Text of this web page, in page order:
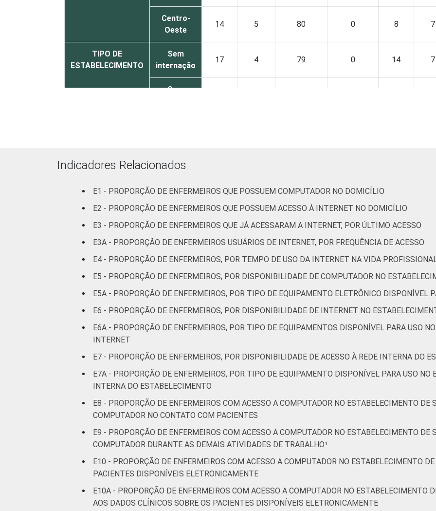
Centro-
Oeste
14 5 80 0 8 7
TIPO DE
ESTABELECIMENTO
Sem
internação
17 4 79 0 14 7
Com
internação
(mais de
FAIXA ETÁRIA
Até 30
10 4 86 0 9
31 a 40
anos
0
41 anos ou
mais
LOCALIZAÇÃO Capital 8 8 84 0 17 7
Base: 1.612 enfermeiros com acesso a computador no estabelecimento de saúde. Respostas
2014 e março de 2015.
Fonte: NIC.br - set 2014 / mar 2015
Indicadores Relacionados
E1 - PROPORÇÃO DE ENFERMEIROS QUE POSSUEM COMPUTADOR NO DOMICÍLIO
E2 - PROPORÇÃO DE ENFERMEIROS QUE POSSUEM ACESSO À INTERNET NO DOMICÍLIO
E3 - PROPORÇÃO DE ENFERMEIROS QUE JÁ ACESSARAM A INTERNET, POR ÚLTIMO ACESSO
E3A - PROPORÇÃO DE ENFERMEIROS USUÁRIOS DE INTERNET, POR FREQUÊNCIA DE ACESSO
E4 - PROPORÇÃO DE ENFERMEIROS, POR TEMPO DE USO DA INTERNET NA VIDA
E5 - PROPORÇÃO DE ENFERMEIROS, POR DISPONIBILIDADE DE COMPUTADOR NO
E5A - PROPORÇÃO DE ENFERMEIROS, POR TIPO DE EQUIPAMENTO ELETRÔNICO DISPONÍVEL
E6 - PROPORÇÃO DE ENFERMEIROS, POR DISPONIBILIDADE DE INTERNET NO
E6A - PROPORÇÃO DE ENFERMEIROS, POR TIPO DE EQUIPAMENTOS DISPONÍVEL PARA USO
INTERNET
E7 - PROPORÇÃO DE ENFERMEIROS, POR DISPONIBILIDADE DE ACESSO À REDE INTERNA DO
E7A - PROPORÇÃO DE ENFERMEIROS, POR TIPO DE EQUIPAMENTO DISPONÍVEL PARA USO NO
INTERNA DO ESTABELECIMENTO
E8 - PROPORÇÃO DE ENFERMEIROS COM ACESSO A COMPUTADOR NO ESTABELECIMENTO DE
COMPUTADOR NO CONTATO COM PACIENTES
E9 - PROPORÇÃO DE ENFERMEIROS COM ACESSO A COMPUTADOR NO ESTABELECIMENTO DE
COMPUTADOR DURANTE AS DEMAIS ATIVIDADES DE TRABALHO¹
E10 - PROPORÇÃO DE ENFERMEIROS COM ACESSO A COMPUTADOR NO ESTABELECIMENTO
PACIENTES DISPONÍVEIS ELETRONICAMENTE
E10A - PROPORÇÃO DE ENFERMEIROS COM ACESSO A COMPUTADOR NO ESTABELECIMENTO
AOS DADOS CLÍNICOS SOBRE OS PACIENTES DISPONÍVEIS ELETRONICAMENTE